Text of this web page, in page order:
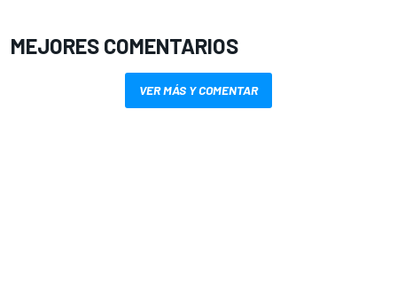
MEJORES COMENTARIOS
VER MÁS Y COMENTAR